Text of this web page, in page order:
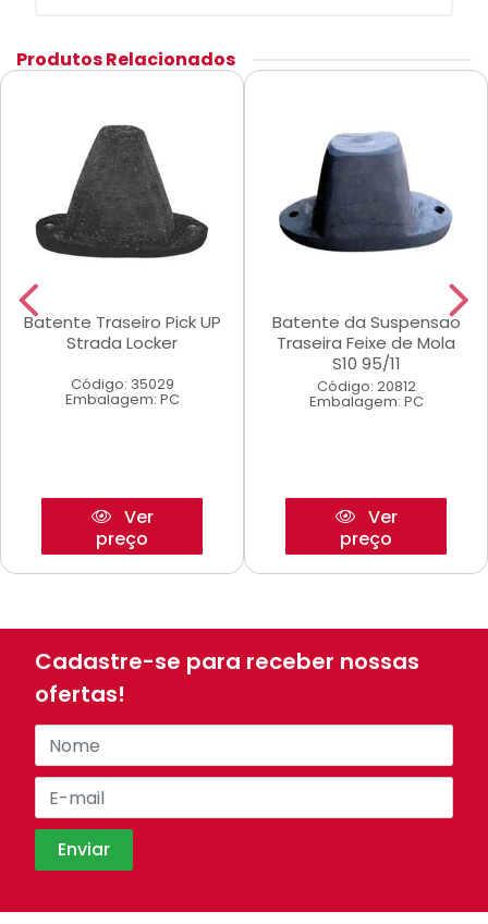
Produtos Relacionados
Batente Traseiro Pick UP
Strada Locker
Código: 35029
Embalagem: PC
Ver
preço
Batente da Suspensao
Traseira Feixe de Mola
S10 95/11
Código: 20812
Embalagem: PC
Ver
preço
Cadastre-se para receber nossas
ofertas!